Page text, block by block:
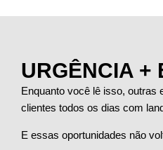
URGÊNCIA +
Enquanto você lê isso, outras
clientes todos os dias com
E essas oportunidades não